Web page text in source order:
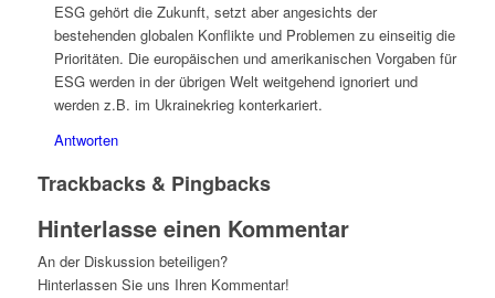
ESG gehört die Zukunft, setzt aber angesichts der
bestehenden globalen Konflikte und Problemen zu einseitig die
Prioritäten. Die europäischen und amerikanischen Vorgaben für
ESG werden in der übrigen Welt weitgehend ignoriert und
werden z.B. im Ukrainekrieg konterkariert.
Antworten
Trackbacks & Pingbacks
Hinterlasse einen Kommentar
An der Diskussion beteiligen?
Hinterlassen Sie uns Ihren Kommentar!